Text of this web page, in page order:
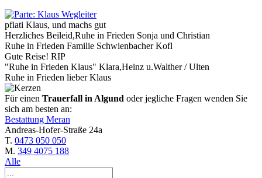
pfiati Klaus, und machs gut
Herzliches Beileid,Ruhe in Frieden Sonja und Christian
Ruhe in Frieden Familie Schwienbacher Kofl
Gute Reise! RIP
"Ruhe in Frieden Klaus" Klara,Heinz u.Walther / Ulten
Ruhe in Frieden lieber Klaus
Für einen Trauerfall in Algund oder jegliche Fragen wenden Sie
sich am besten an:
Bestattung Meran
Andreas-Hofer-Straße 24a
T. 0473 050 050
M. 349 4075 188
Alle